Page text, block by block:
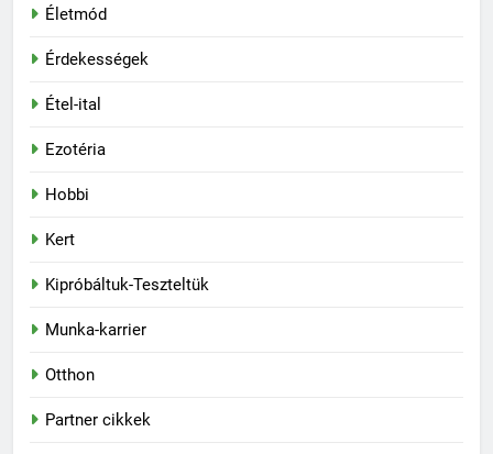
Életmód
Érdekességek
Étel-ital
Ezotéria
Hobbi
Kert
Kipróbáltuk-Teszteltük
Munka-karrier
Otthon
Partner cikkek